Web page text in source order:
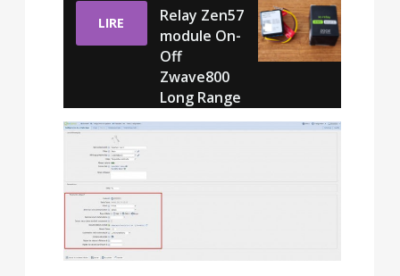
LIRE
Relay Zen57
module On-
Off
Zwave800
Long Range